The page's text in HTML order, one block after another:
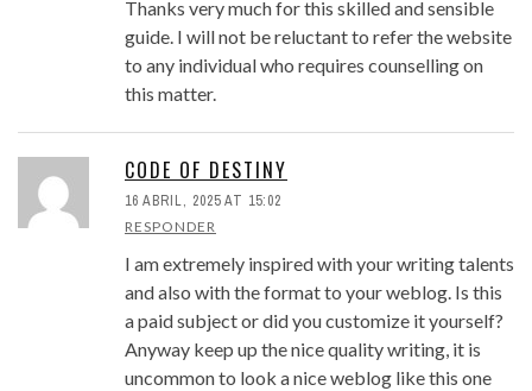
Thanks very much for this skilled and sensible
guide. I will not be reluctant to refer the website
to any individual who requires counselling on
this matter.
CODE OF DESTINY
16 ABRIL, 2025 AT 15:02
RESPONDER
I am extremely inspired with your writing talents
and also with the format to your weblog. Is this
a paid subject or did you customize it yourself?
Anyway keep up the nice quality writing, it is
uncommon to look a nice weblog like this one